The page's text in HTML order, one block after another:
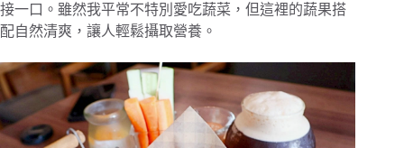
接一口。雖然我平常不特別愛吃蔬菜，但這裡的蔬果搭
配自然清爽，讓人輕鬆攝取營養。